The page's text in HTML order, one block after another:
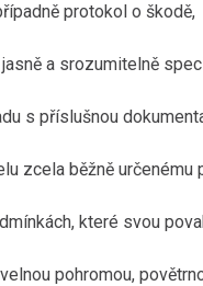
protokol o škodě,
a srozumitelně
s příslušnou
zcela běžně určenému
které svou
pohromou,